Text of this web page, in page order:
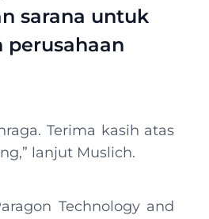
sarana untuk
perusahaan
Terima kasih atas
lanjut Muslich.
Technology and